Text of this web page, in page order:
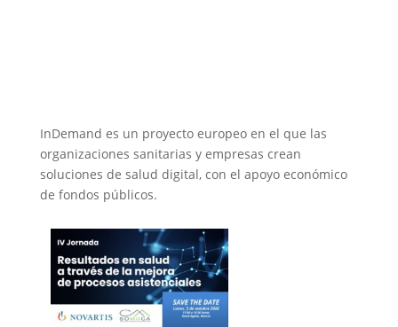
InDemand es un proyecto europeo en el que las
organizaciones sanitarias y empresas crean
soluciones de salud digital, con el apoyo económico
de fondos públicos.